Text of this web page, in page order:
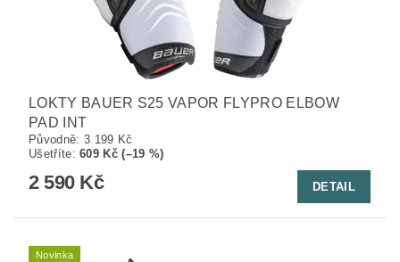
LOKTY BAUER S25 VAPOR FLYPRO ELBOW
PAD INT
Původně: 3 199 Kč
Ušetříte:609 Kč (–19 %)
2 590 Kč DETAIL
Novinka